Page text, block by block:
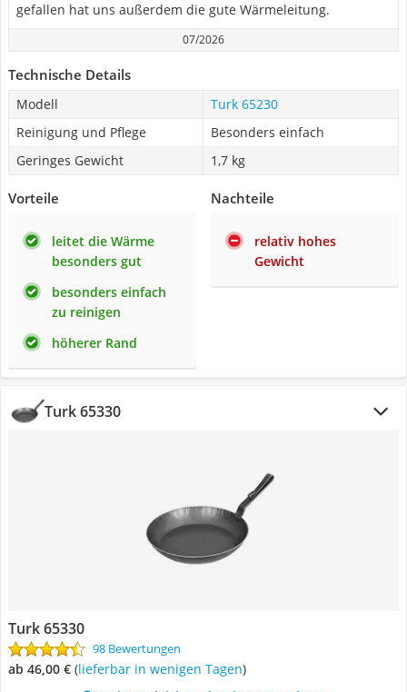
gefallen hat uns außerdem die gute Wärmeleitung.
07/2026
Technische Details
Modell
Turk 65230
Reinigung und Pflege
Besonders einfach
Geringes Gewicht
1,7 kg
Vorteile
leitet die Wärme
besonders gut
besonders einfach
zu reinigen
höherer Rand
Nachteile
relativ hohes
Gewicht
Turk 65330
Turk 65330
98 Bewertungen
ab 46,00 € ( Lieferbar in wenigen Tagen)